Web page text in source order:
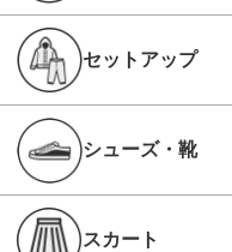
セットアップ
シューズ・靴
スカート